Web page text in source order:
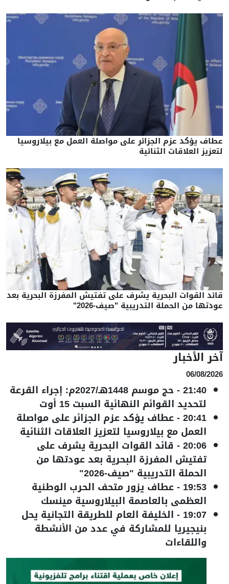
عطاف يؤكد عزم الجزائر على مواصلة العمل مع بيلاروسيا
لتعزيز العلاقات الثنائية
قائد القوات البحرية يشرف على تفتيش المفرزة البحرية بعد
عودتها من الحملة التدريبية "صيف-2026"
آخر الأخبار
06/08/2026
21:40
- حج موسم 1448هـ/2027م: إجراء القرعة
لتحديد القوائم النهائية السبت 15 أوت
20:41
-عطاف يؤكد عزم الجزائر على مواصلة
العمل مع بيلاروسيا لتعزيز العلاقات الثنائية
20:06
- قائد القوات البحرية يشرف على
تفتيش المفرزة البحرية بعد عودتها من
الحملة التدريبية "صيف-2026"
19:53
-عطاف يزور متحف الحرب الوطنية
العظمى بالعاصمة البيلاروسية مينسك
19:07
- الخليفة العام للطريقة التجانية يحل
بنيجيريا للمشاركة في عدد من الأنشطة
واللقاءات